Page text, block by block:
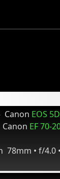
Canon EOS
Canon EF 70-
78mm • f/4.0